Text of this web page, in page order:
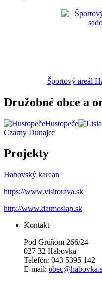
Športový areál
Družobné obce a
Hustopeče
Czarny Dunajec
Projekty
Habovský kardan
https://www.visitorava.sk
http://www.darmoslap.sk
Kontakt
Pod Grúňom 266/24
027 32 Habovka
Telefón: 043 5395 142
E-mail: